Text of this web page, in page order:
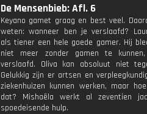
De Mensenbieb: Afl. 6
Keyano gamet graag en best veel.
weten: wanneer ben je verslaafd?
als tiener een hele goede gamer. Hij
niet meer zonder gamen te
verslaafd. Oliva kan absoluut niet
Gelukkig zijn er artsen en
ziekenhuizen kunnen werken, maar
dat? Mishaëla werkt al zeventien
spoedeisende hulp.